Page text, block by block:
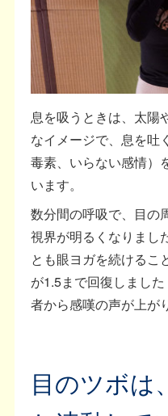
息を吸うときは、太陽
なイメージで、息を吐
毒素、いらない感情）
います。
数分間の呼吸で、目の
視界が明るくなりまし
とも眼ヨガを続けるこ
が1.5まで回復しまし
者から感嘆の声が上が
目のツボは